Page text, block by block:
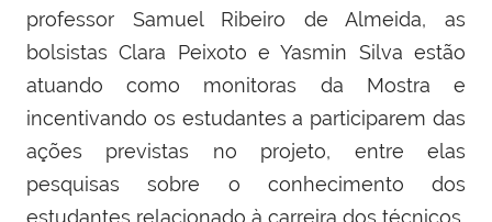
professor Samuel Ribeiro de Almeida, as
bolsistas Clara Peixoto e Yasmin Silva estão
atuando como monitoras da Mostra e
incentivando os estudantes a participarem das
ações previstas no projeto, entre elas
pesquisas sobre o conhecimento dos